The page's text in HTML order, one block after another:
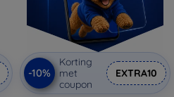
-10%
Korting
met
coupon
EXTRA10